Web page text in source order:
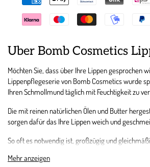
Mehr anzeigen
Über Bomb Cosmetics
Möchten Sie, dass über Ihre Lippen gesprochen
Lippenpflegeserie von Bomb Cosmetics wurde
Ihren Schmollmund täglich mit Feuchtigkeit zu
Die mit reinen natürlichen Ölen und Butter
sorgen dafür das Ihre Lippen weich und
So oft es notwendig ist, großzügig und